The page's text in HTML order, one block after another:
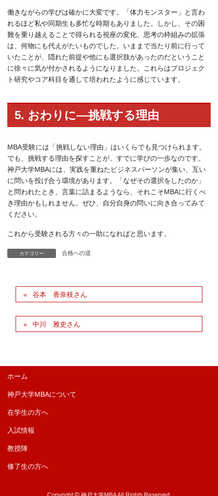
働きながらの学びは確かに大変です。「体力モンスター」と言わ
れるほど私や同期生も多忙な時期もありました。しかし、その困
難を乗り越えることで得られる視座の変化、思考の枠組みの拡張
は、何物にも代えがたいものでした。いままで当たり前に行って
いたことが、隠れた前提や他にも選択肢があったのだということ
に徐々に気が付かされるようになりました。これらはプロジェク
ト研究やコア科目を通して培われたように感じています。
5. おわりに―挑戦する理由
MBA受験には「挑戦しない理由」はいくらでも見つけられます。
でも、挑戦する理由を探すことが、すでに学びの一歩なのです。
神戸大学MBAには、実践を重ねたビジネスパーソンが集い、互い
に問いを投げ合う環境があります。「なぜその選択をしたのか」
と問われたとき、言葉に詰まるようなら、それこそMBAに行くべ
き理由かもしれません。ぜひ、自分自身の問いに向き合ってみて
ください。
これから受験される方々の一助になればと思います。
カテゴリー 合格への道
谷本 香奈枝さん
中川 雅史さん
ホーム
神戸大学MBAについて
在学生の方へ
入試情報
教授陣
修了生の方へ